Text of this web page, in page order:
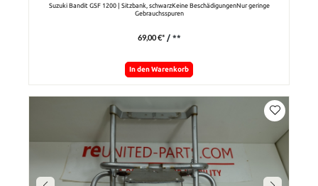
Suzuki Bandit GSF 1200 | Sitzbank, schwarzKeine BeschädigungenNur geringe
Gebrauchsspuren
69,00 €* / **
In den Warenkorb